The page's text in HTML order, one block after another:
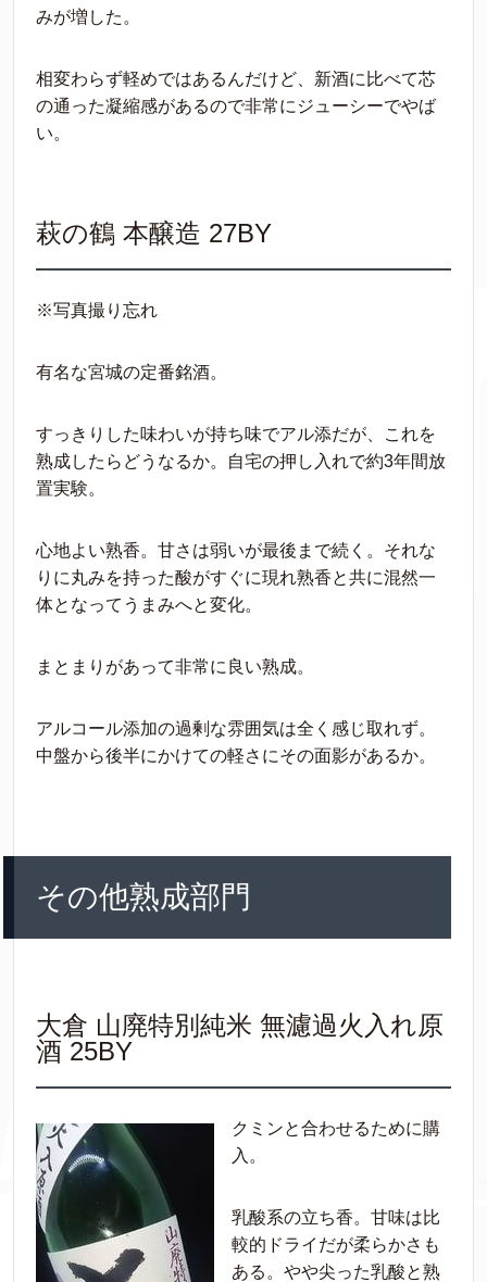
みが増した。
相変わらず軽めではあるんだけど、新酒に比べて芯
の通った凝縮感があるので非常にジューシーでやば
い。
萩の鶴 本醸造 27BY
※写真撮り忘れ
有名な宮城の定番銘酒。
すっきりした味わいが持ち味でアル添だが、これを
熟成したらどうなるか。自宅の押し入れで約3年間放
置実験。
心地よい熟香。甘さは弱いが最後まで続く。それな
りに丸みを持った酸がすぐに現れ熟香と共に混然一
体となってうまみへと変化。
まとまりがあって非常に良い熟成。
アルコール添加の過剰な雰囲気は全く感じ取れず。
中盤から後半にかけての軽さにその面影があるか。
その他熟成部門
大倉 山廃特別純米 無濾過火入れ原
酒 25BY
クミンと合わせるために購
入。
乳酸系の立ち香。甘味は比
較的ドライだが柔らかさも
ある。やや尖った乳酸と熟